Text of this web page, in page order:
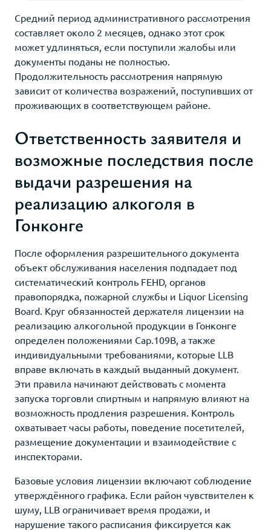
Средний период административного рассмотрения
составляет около 2 месяцев, однако этот срок
может удлиняться, если поступили жалобы или
документы поданы не полностью.
Продолжительность рассмотрения напрямую
зависит от количества возражений, поступивших от
проживающих в соответствующем районе.
Ответственность заявителя и
возможные последствия после
выдачи разрешения на
реализацию алкоголя в
Гонконге
После оформления разрешительного документа
объект обслуживания населения подпадает под
систематический контроль FEHD, органов
правопорядка, пожарной службы и Liquor Licensing
Board. Круг обязанностей держателя лицензии на
реализацию алкогольной продукции в Гонконге
определен положениями Cap.109B, а также
индивидуальными требованиями, которые LLB
вправе включать в каждый выданный документ.
Эти правила начинают действовать с момента
запуска торговли спиртным и напрямую влияют на
возможность продления разрешения. Контроль
охватывает часы работы, поведение посетителей,
размещение документации и взаимодействие с
инспекторами.
Базовые условия лицензии включают соблюдение
утверждённого графика. Если район чувствителен к
шуму, LLB ограничивает время продажи, и
нарушение такого расписания фиксируется как